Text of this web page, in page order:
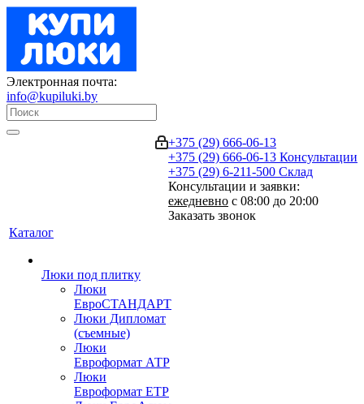
Электронная почта:
info@kupiluki.by
+375 (29) 666-06-13
+375 (29) 666-06-13 Консультации
+375 (29) 6-211-500 Склад
Консультации и заявки:
ежедневно с 08:00 до 20:00
Заказать звонок
Каталог
Люки под плитку
Люки
ЕвроСТАНДАРТ
Люки Дипломат
(съемные)
Люки
Евроформат АТР
Люки
Евроформат ЕТР